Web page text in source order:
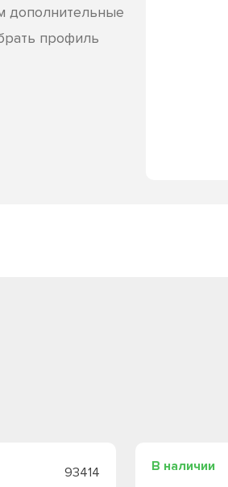
дополнительные
профиль
93414 В наличии